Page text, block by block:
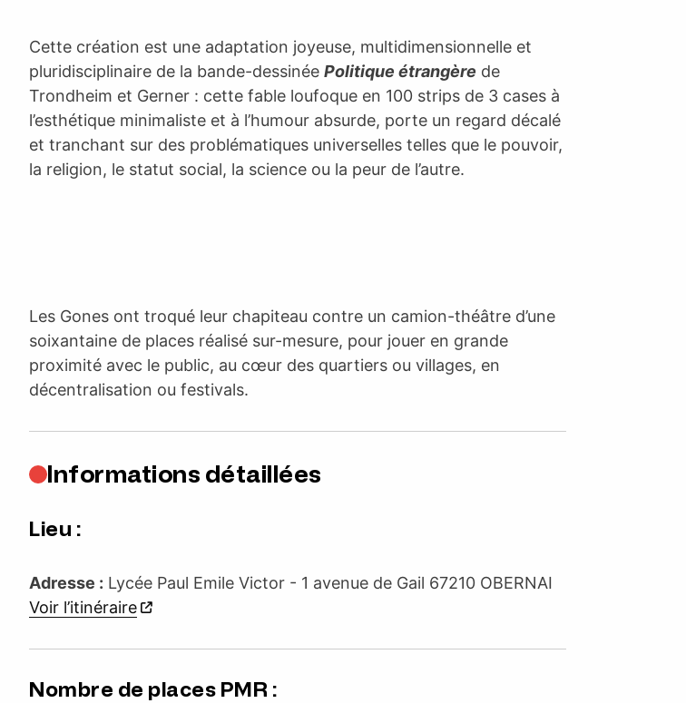
Cette création est une adaptation joyeuse, multidimensionnelle et
pluridisciplinaire de la bande-dessinée Politique étrangère de
Trondheim et Gerner : cette fable loufoque en 100 strips de 3 cases à
l’esthétique minimaliste et à l’humour absurde, porte un regard décalé
et tranchant sur des problématiques universelles telles que le pouvoir,
la religion, le statut social, la science ou la peur de l’autre.
Les Gones ont troqué leur chapiteau contre un camion-théâtre d’une
soixantaine de places réalisé sur-mesure, pour jouer en grande
proximité avec le public, au cœur des quartiers ou villages, en
décentralisation ou festivals.
Informations détaillées
Lieu :
Adresse : Lycée Paul Emile Victor - 1 avenue de Gail 67210 OBERNAI
Voir l’itinéraire
Nombre de places PMR :